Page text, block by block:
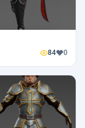
84 0